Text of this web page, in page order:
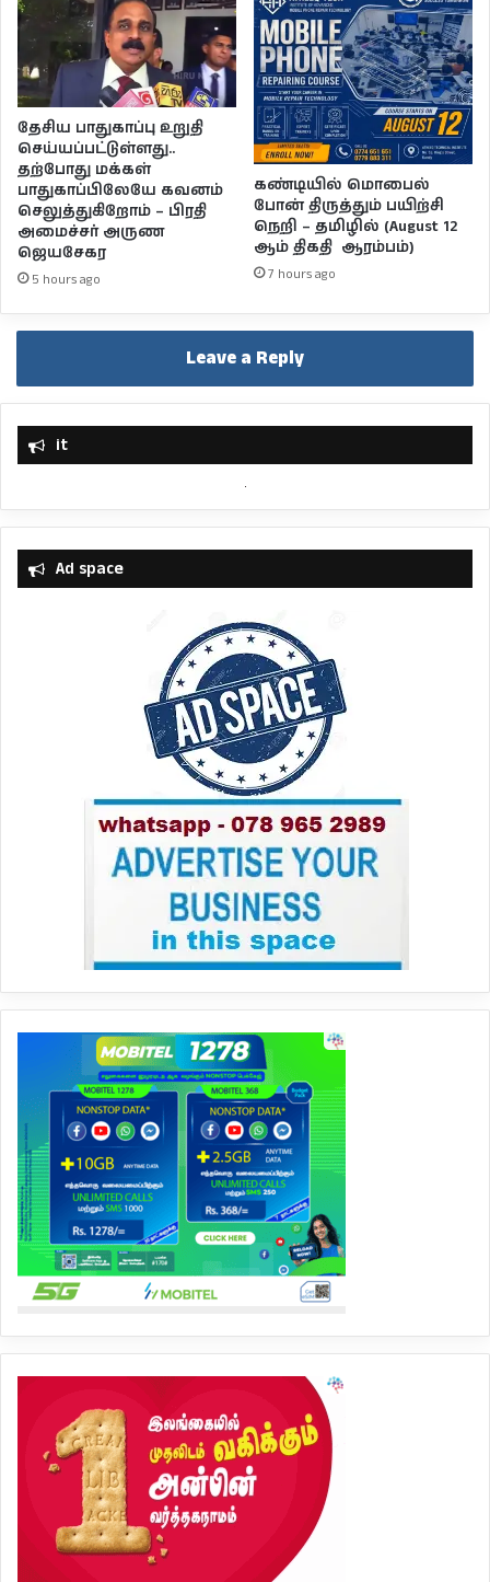
தேசிய பாதுகாப்பு உறுதி
செய்யப்பட்டுள்ளது..
தற்போது மக்கள்
பாதுகாப்பிலேயே கவனம்
செலுத்துகிறோம் – பிரதி
அமைச்சர் அருண
ஜெயசேகர
5 hours ago
கண்டியில் மொபைல்
போன் திருத்தும் பயிற்சி
நெறி – தமிழில் (August 12
ஆம் திகதி ஆரம்பம்)
7 hours ago
Leave a Reply
it
Ad space